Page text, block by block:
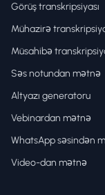
Görüş transkripsiyası
Mühazirə
Müsahibə
Səs notundan mətnə
Altyazı generatoru
Vebinardan mətnə
WhatsApp səsindən
Video-dan mətnə